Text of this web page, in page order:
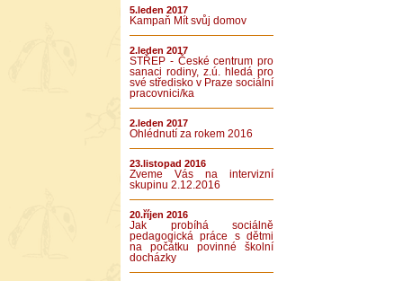
5.leden 2017
Kampaň Mít svůj domov
2.leden 2017
STŘEP - České centrum pro
sanaci rodiny, z.ú. hledá pro
své středisko v Praze sociální
pracovnici/ka
2.leden 2017
Ohlédnutí za rokem 2016
23.listopad 2016
Zveme Vás na intervizní
skupinu 2.12.2016
20.říjen 2016
Jak probíhá sociálně
pedagogická práce s dětmi
na počátku povinné školní
docházky